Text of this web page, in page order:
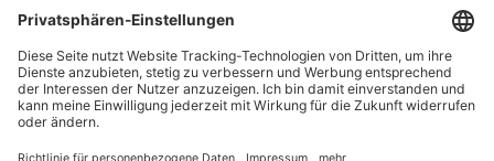
PsychJOB PsychJOB
Hogrefe
Verlag
Hogrefe
Verlag